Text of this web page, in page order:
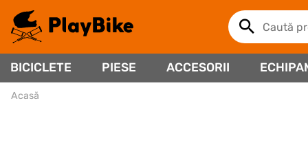
BICICLETE PIESE ACCESORII
Acasă